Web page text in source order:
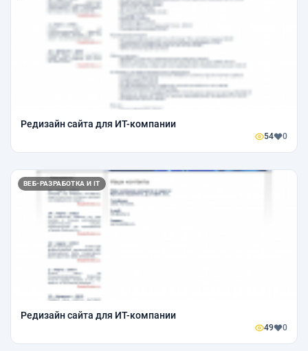
Редизайн сайта для ИТ-компании
54 0
ВЕБ-РАЗРАБОТКА И IT
Редизайн сайта для ИТ-компании
49 0